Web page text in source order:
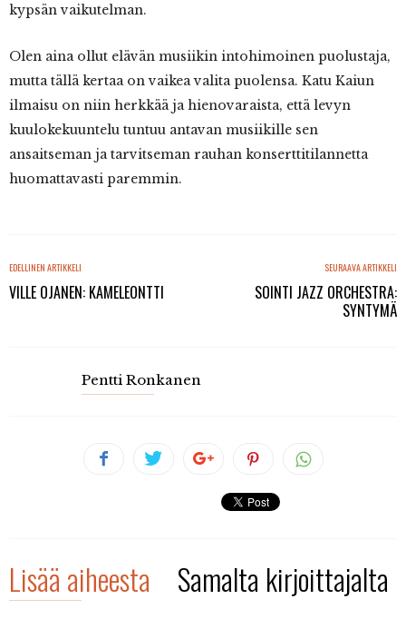
kypsän vaikutelman.
Olen aina ollut elävän musiikin intohimoinen puolustaja,
mutta tällä kertaa on vaikea valita puolensa. Katu Kaiun
ilmaisu on niin herkkää ja hienovaraista, että levyn
kuulokekuuntelu tuntuu antavan musiikille sen
ansaitseman ja tarvitseman rauhan konserttitilannetta
huomattavasti paremmin.
EDELLINEN ARTIKKELI
VILLE OJANEN: KAMELEONTTI
SEURAAVA ARTIKKELI
SOINTI JAZZ ORCHESTRA:
SYNTYMÄ
Pentti Ronkanen
Lisää aiheesta Samalta kirjoittajalta